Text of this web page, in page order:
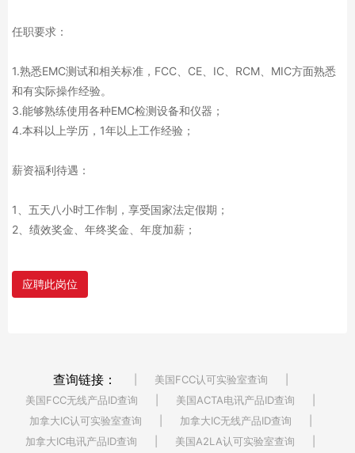
任职要求：
1.熟悉EMC测试和相关标准，FCC、CE、IC、RCM、MIC方面熟悉
和有实际操作经验。
3.能够熟练使用各种EMC检测设备和仪器；
4.本科以上学历，1年以上工作经验；
薪资福利待遇：
1、五天八小时工作制，享受国家法定假期；
2、绩效奖金、年终奖金、年度加薪；
应聘此岗位
查询链接： 美国FCC认可实验室查询
美国FCC无线产品ID查询
美国ACTA电讯产品ID查询
加拿大IC认可实验室查询
加拿大IC无线产品ID查询
加拿大IC电讯产品ID查询
美国A2LA认可实验室查询